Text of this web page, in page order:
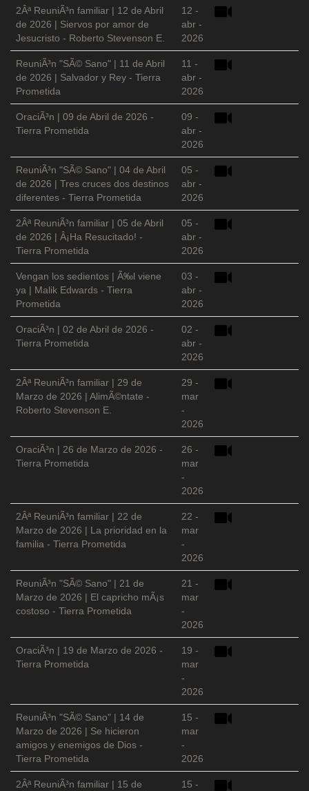
2Âª ReuniÃ³n familiar | 12 de Abril
de 2026 | Siervos por amor de
Jesucristo - Roberto Stevenson E.
12 -
abr -
2026
ReuniÃ³n "SÃ© Sano" | 11 de Abril
de 2026 | Salvador y Rey - Tierra
Prometida
11 -
abr -
2026
OraciÃ³n | 09 de Abril de 2026 -
Tierra Prometida
09 -
abr -
2026
ReuniÃ³n "SÃ© Sano" | 04 de Abril
de 2026 | Tres cruces dos destinos
diferentes - Tierra Prometida
05 -
abr -
2026
2Âª ReuniÃ³n familiar | 05 de Abril
de 2026 | Â¡Ha Resucitado! -
Tierra Prometida
05 -
abr -
2026
Vengan los sedientos | Ã‰l viene
ya | Malik Edwards - Tierra
Prometida
03 -
abr -
2026
OraciÃ³n | 02 de Abril de 2026 -
Tierra Prometida
02 -
abr -
2026
2Âª ReuniÃ³n familiar | 29 de
Marzo de 2026 | AlimÃ©ntate -
Roberto Stevenson E.
29 -
mar
-
2026
OraciÃ³n | 26 de Marzo de 2026 -
Tierra Prometida
26 -
mar
-
2026
2Âª ReuniÃ³n familiar | 22 de
Marzo de 2026 | La prioridad en la
familia - Tierra Prometida
22 -
mar
-
2026
ReuniÃ³n "SÃ© Sano" | 21 de
Marzo de 2026 | El capricho mÃ¡s
costoso - Tierra Prometida
21 -
mar
-
2026
OraciÃ³n | 19 de Marzo de 2026 -
Tierra Prometida
19 -
mar
-
2026
ReuniÃ³n "SÃ© Sano" | 14 de
Marzo de 2026 | Se hicieron
amigos y enemigos de Dios -
Tierra Prometida
15 -
mar
-
2026
2Âª ReuniÃ³n familiar | 15 de
15 -